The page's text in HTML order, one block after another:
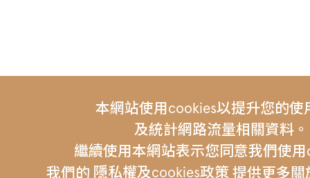
本網站使用cookies以提升您的使
及統計網路流量相關資料。
繼續使用本網站表示您同意我們使
我們的 隱私權及cookies政策 提供更多關